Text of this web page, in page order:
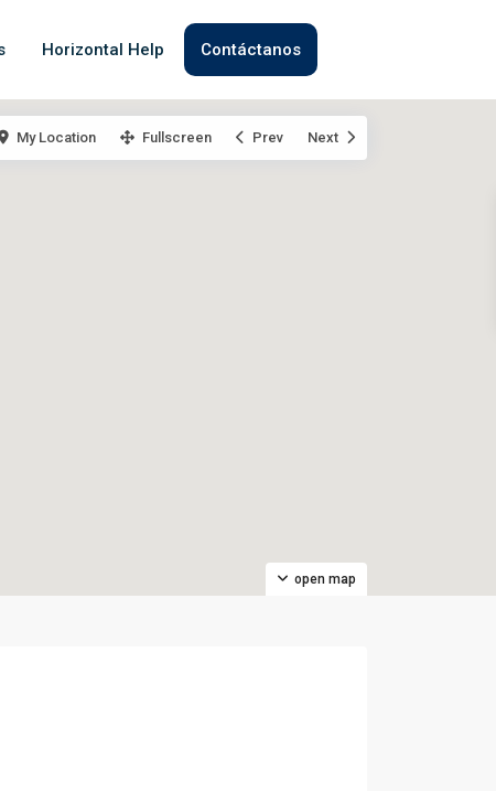
Horizontal Help Contáctanos
open map
My Location Fullscreen Prev Next